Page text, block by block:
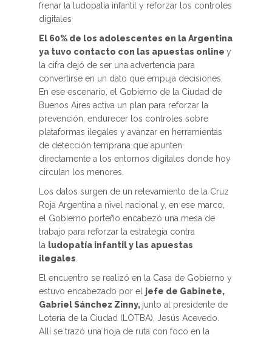
frenar la ludopatía infantil y reforzar los controles
digitales
El 60% de los adolescentes en la Argentina
ya tuvo contacto con las apuestas online y
la cifra dejó de ser una advertencia para
convertirse en un dato que empuja decisiones.
En ese escenario, el Gobierno de la Ciudad de
Buenos Aires activa un plan para reforzar la
prevención, endurecer los controles sobre
plataformas ilegales y avanzar en herramientas
de detección temprana que apunten
directamente a los entornos digitales donde hoy
circulan los menores.
Los datos surgen de un relevamiento de la Cruz
Roja Argentina a nivel nacional y, en ese marco,
el Gobierno porteño encabezó una mesa de
trabajo para reforzar la estrategia contra
la ludopatía infantil y las apuestas
ilegales
El encuentro se realizó en la Casa de Gobierno y
estuvo encabezado por el jefe de Gabinete,
Gabriel Sánchez Zinny, junto al presidente de
Lotería de la Ciudad (LOTBA), Jesús Acevedo.
Allí se trazó una hoja de ruta con foco en la